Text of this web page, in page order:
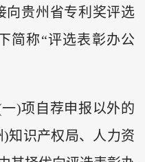
向贵州省专利奖评选
简称“评选表彰办公
)项自荐申报以外的
知识产权局、人力资